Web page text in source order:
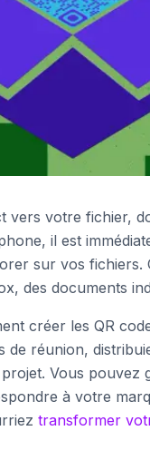
vers votre fichier,
il est
sur vos
des documents
créer les QR
réunion,
Vous pouvez
à votre
transformer